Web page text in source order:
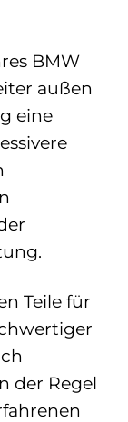
BMW
außen
eine
Teile für
der Regel